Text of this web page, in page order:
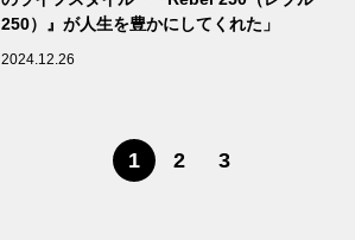
250）』が人生を豊かにしてくれた」
2024.12.26
1 2 3